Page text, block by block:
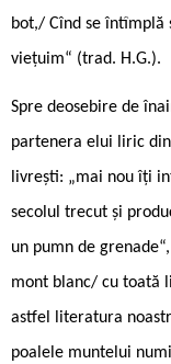
bot,/ Cînd se
viețuim“ (trad. H.G.).
Spre deosebire de
partenera elui liric
livrești: „mai nou îți
secolul trecut și
un pumn de
mont blanc/ cu toată
astfel literatura
poalele muntelui